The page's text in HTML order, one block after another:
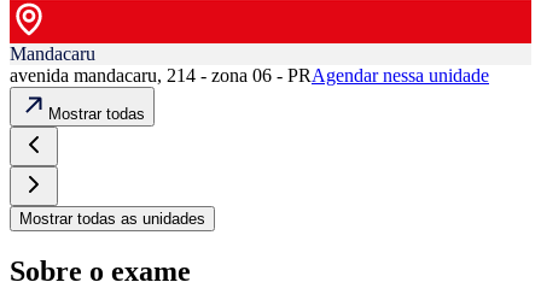
Mandacaru
avenida mandacaru, 214 - zona 06 - PRAgendar nessa unidade
Mostrar todas
Mostrar todas as unidades
Sobre o exame